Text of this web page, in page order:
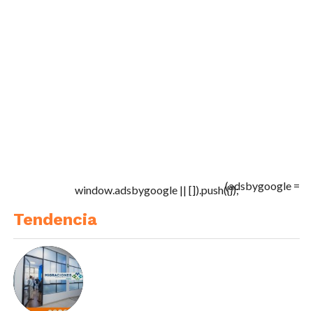
(adsbygoogle =
window.adsbygoogle || []).push({});
Tendencia